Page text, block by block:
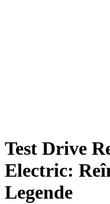
Test Drive
Electric:
Legende